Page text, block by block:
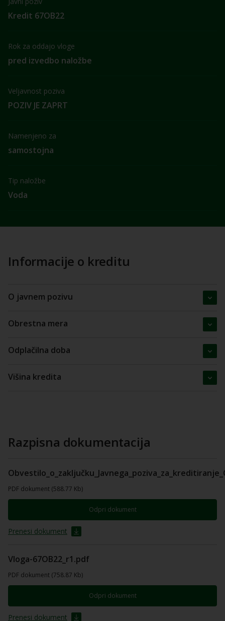
Kredit 67OB22
Rok za oddajo vloge
pred izvedbo naložbe
Veljavnost poziva
POZIV JE ZAPRT
Namenjeno za
samostojna
Tip naložbe
Voda
Informacije o kreditu
O javnem pozivu
Obrestna mera
Odplačilna doba
Višina kredita
Razpisna dokumentacija
PDF dokument (588.77 Kb)
Odpri dokument
Prenesi dokument
Vloga-67OB22_r1.pdf
PDF dokument (758.87 Kb)
Odpri dokument
Prenesi dokument